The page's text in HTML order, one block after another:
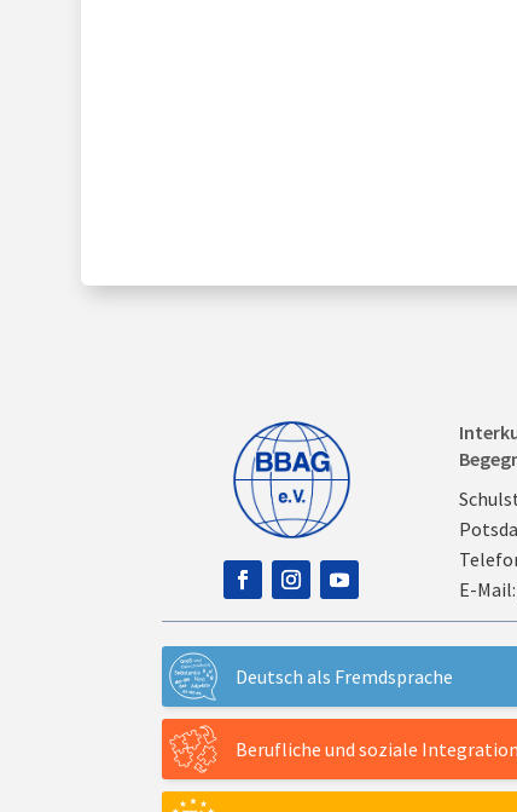
E-Mail:
Deutsch als Fremdsprache
Berufliche und soziale Integration